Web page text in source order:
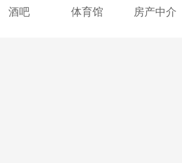
酒吧
体育馆 房产中介